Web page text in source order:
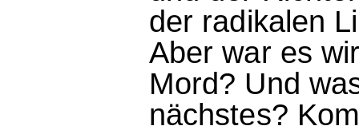
der radikalen
Aber war es
Mord? Und
nächstes?